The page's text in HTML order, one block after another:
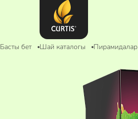
Басты бет Шай каталогы Пирамидалар